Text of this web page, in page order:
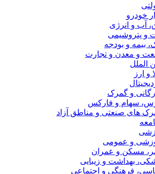
خودرو
آب و انرژی
و پتروشیمی
بیمه و بودجه
و معدن و تجارت
الملل
و ارز
و گمرک
سهام و فارکس
های صنعتی و مناطق آزاد
و عمومی
مسکن و عمران
بهداشت و زیبایی
فرهنگی و اجتماعی